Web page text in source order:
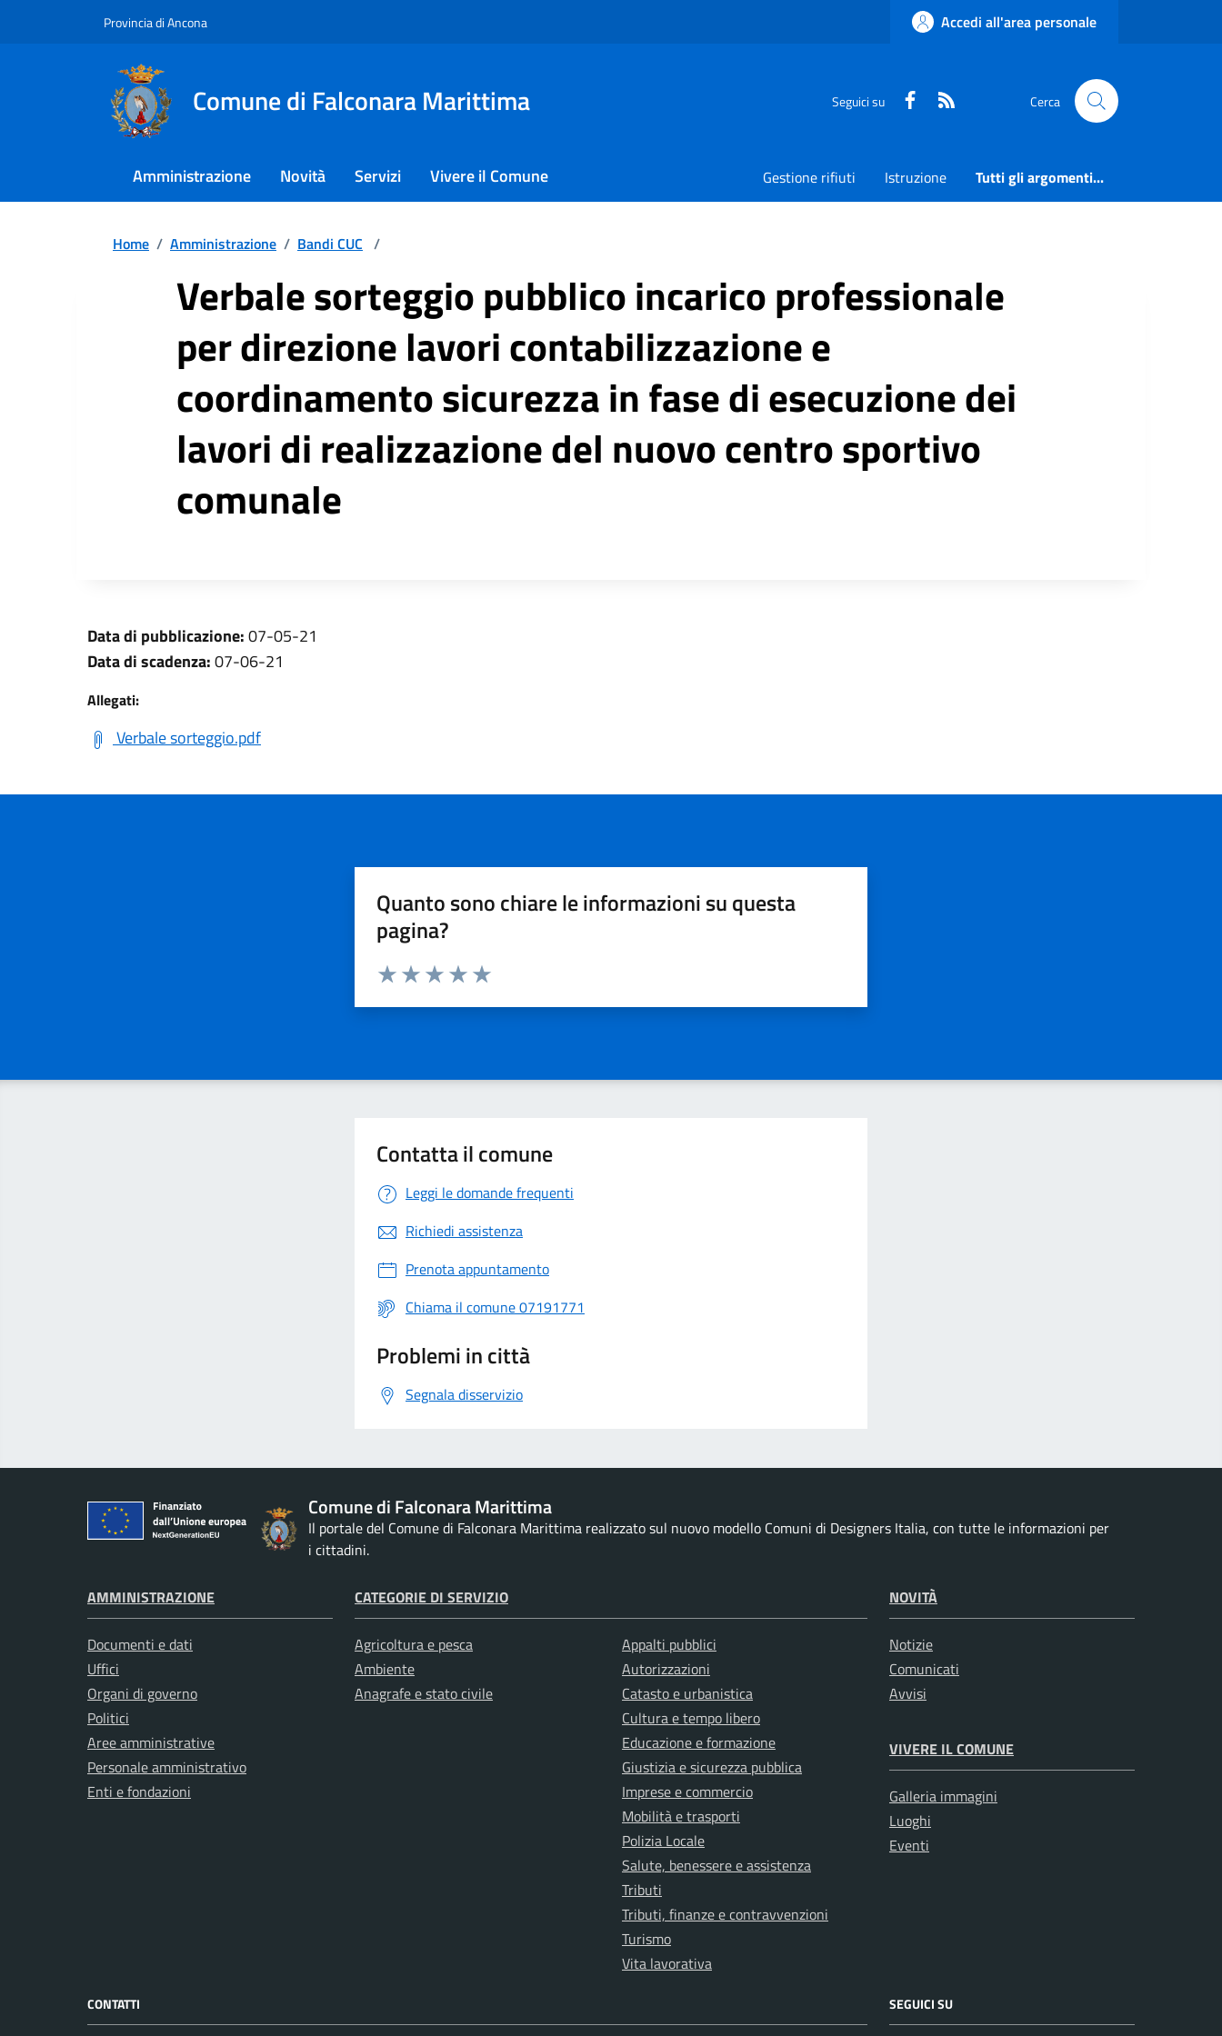
Provincia di Ancona Accedi all'area personale
Comune di Falconara Marittima Seguici su Faceboook Cerca
Amministrazione Novità Servizi Vivere il Comune Gestione rifiuti Istruzione Tutti gli argomenti...
Home / Amministrazione / Bandi CUC /
Verbale sorteggio pubblico incarico professionale
per direzione lavori contabilizzazione e
coordinamento sicurezza in fase di esecuzione dei
lavori di realizzazione del nuovo centro sportivo
comunale
Data di pubblicazione:07-05-21
Data di scadenza:07-06-21
Allegati:
Verbale sorteggio.pdf
Quanto sono chiare le informazioni su questa
pagina?
Valuta da 1 a 5 stelle la pagina
Contatta il comune
Leggi le domande frequenti
Richiedi assistenza
Prenota appuntamento
Chiama il comune 07191771
Problemi in città
Segnala disservizio
Comune di Falconara Marittima
Il portale del Comune di Falconara Marittima realizzato sul nuovo modello Comuni di Designers Italia, con tutte le informazioni per
i cittadini.
AMMINISTRAZIONE
Documenti e dati
Uffici
Organi di governo
Politici
Aree amministrative
Personale amministrativo
Enti e fondazioni
CATEGORIE DI SERVIZIO
Agricoltura e pesca
Ambiente
Anagrafe e stato civile
Appalti pubblici
Autorizzazioni
Catasto e urbanistica
Cultura e tempo libero
Educazione e formazione
Giustizia e sicurezza pubblica
Imprese e commercio
Mobilità e trasporti
Polizia Locale
Salute, benessere e assistenza
Tributi
Tributi, finanze e contravvenzioni
Turismo
Vita lavorativa
NOVITÀ
Notizie
Comunicati
Avvisi
VIVERE IL COMUNE
Galleria immagini
Luoghi
Eventi
CONTATTI SEGUICI SU